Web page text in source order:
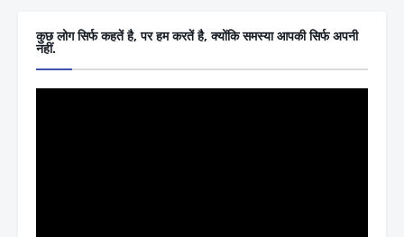
कुछ लोग सिर्फ कहतें है, पर हम करतें है, क्योंकि समस्या आपकी सिर्फ अपनी
नहीं.